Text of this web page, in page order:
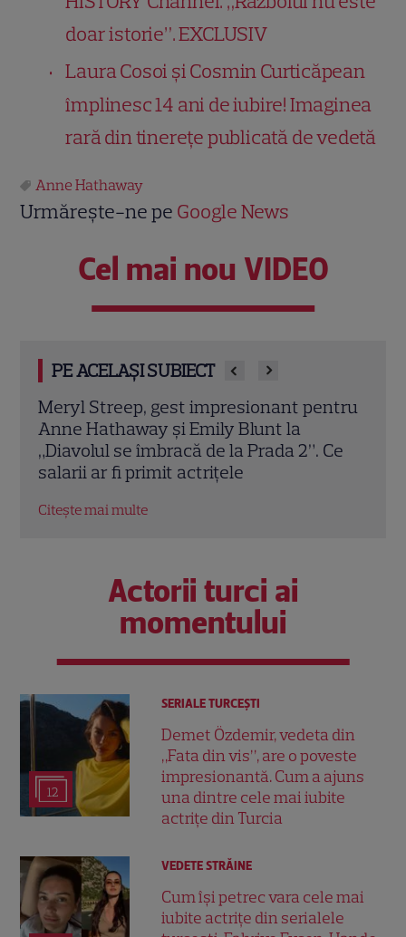
doar istorie”. EXCLUSIV
Laura Cosoi și Cosmin Curticăpean
împlinesc 14 ani de iubire! Imaginea
rară din tinerețe publicată de vedetă
Anne Hathaway
Urmărește-ne pe Google News
Cel mai nou VIDEO
PE ACELAȘI SUBIECT
Ioana Blaj și Monica Bîrlădeanu, vacanță
împreună în Grecia. Imaginile de pe
barcă au atras toate privirile
Citește mai multe
Actorii turci ai
momentului
12
SERIALE TURCEŞTI
Demet Özdemir, vedeta din
„Fata din vis”, are o poveste
impresionantă. Cum a ajuns
una dintre cele mai iubite
actrițe din Turcia
VEDETE STRĂINE
Cum își petrec vara cele mai
iubite actrițe din serialele